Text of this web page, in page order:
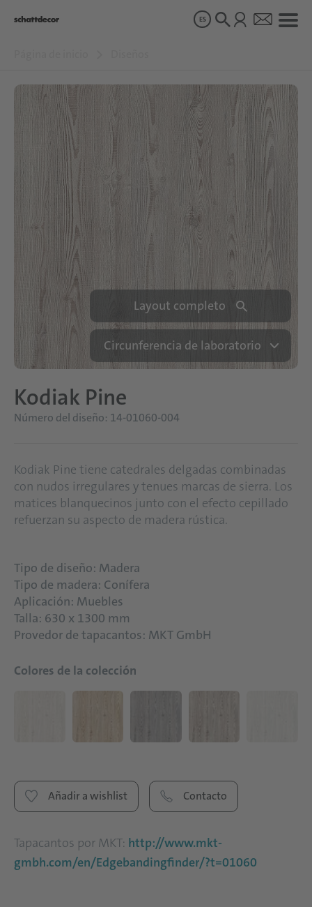
Productos
Sobre nosotros
Sostenibilidad
Carrera
ES
Layout completo
Circunferencia de laboratorio
Kodiak Pine
Número del diseño: 14-01060-004
Kodiak Pine tiene catedrales delgadas combinadas
con nudos irregulares y tenues marcas de sierra. Los
matices blanquecinos junto con el efecto cepillado
refuerzan su aspecto de madera rústica.
Tipo de diseño: Madera
Tipo de madera: Conífera
Aplicación: Muebles
Talla: 630 x 1300 mm
Provedor de tapacantos: MKT GmbH
Colores de la colección
Añadir a wishlist Contacto
Tapacantos por MKT: http://www.mkt-
gmbh.com/en/Edgebandingfinder/?t=01060